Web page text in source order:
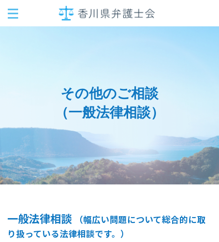
その他のご相談
（一般法律相談）
一般法律相談
（幅広い問題について総合的に取
り扱っている法律相談です。）